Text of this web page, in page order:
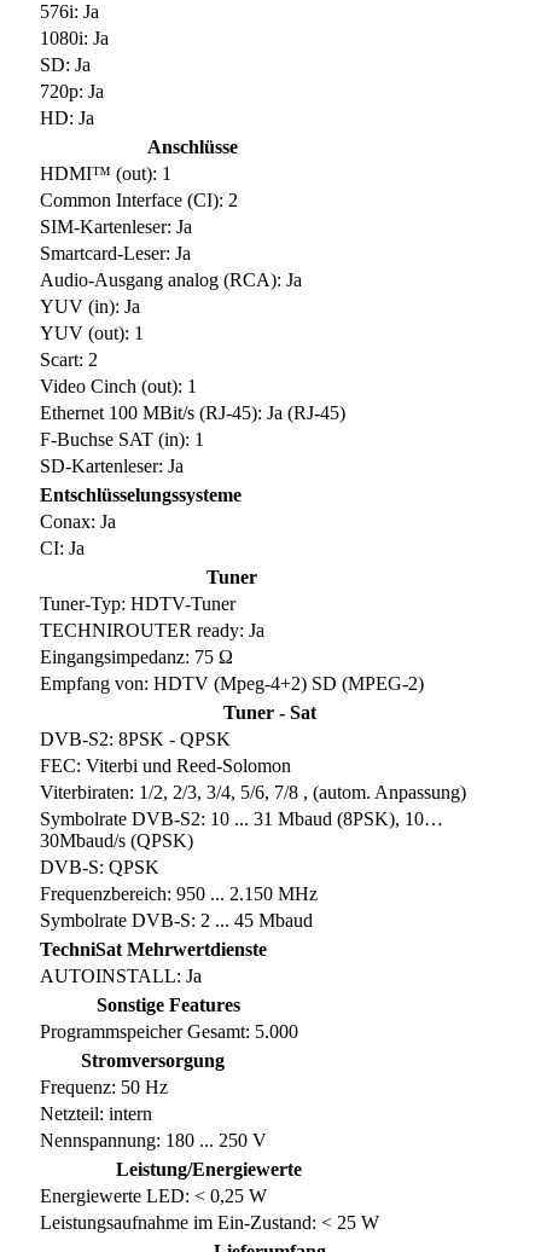
576i: Ja
1080i: Ja
SD: Ja
720p: Ja
HD: Ja
Anschlüsse
HDMI™ (out): 1
Common Interface (CI): 2
SIM-Kartenleser: Ja
Smartcard-Leser: Ja
Audio-Ausgang analog (RCA): Ja
YUV (in): Ja
YUV (out): 1
Scart: 2
Video Cinch (out): 1
Ethernet 100 MBit/s (RJ-45): Ja (RJ-45)
F-Buchse SAT (in): 1
SD-Kartenleser: Ja
Entschlüsselungssysteme
Conax: Ja
CI: Ja
Tuner
Tuner-Typ: HDTV-Tuner
TECHNIROUTER ready: Ja
Eingangsimpedanz: 75 Ω
Empfang von: HDTV (Mpeg-4+2) SD (MPEG-2)
Tuner - Sat
DVB-S2: 8PSK - QPSK
FEC: Viterbi und Reed-Solomon
Viterbiraten: 1/2, 2/3, 3/4, 5/6, 7/8 , (autom. Anpassung)
Symbolrate DVB-S2: 10 ... 31 Mbaud (8PSK), 10…
30Mbaud/s (QPSK)
DVB-S: QPSK
Frequenzbereich: 950 ... 2.150 MHz
Symbolrate DVB-S: 2 ... 45 Mbaud
TechniSat Mehrwertdienste
AUTOINSTALL: Ja
Sonstige Features
Programmspeicher Gesamt: 5.000
Stromversorgung
Frequenz: 50 Hz
Netzteil: intern
Nennspannung: 180 ... 250 V
Leistung/Energiewerte
Energiewerte LED: < 0,25 W
Leistungsaufnahme im Ein-Zustand: < 25 W